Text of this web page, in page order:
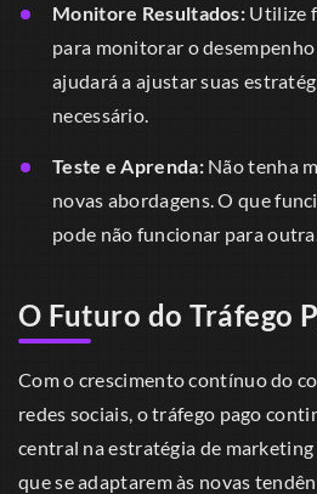
Monitore Resultados: Utilize
para monitorar o
ajudará a ajustar suas
necessário.
Teste e Aprenda:Não tenha
novas abordagens. O que
pode não funcionar para
O Futuro do Tráfego
Com o crescimento contínuo do
redes sociais, o tráfego pago
central na estratégia de
que se adaptarem às novas